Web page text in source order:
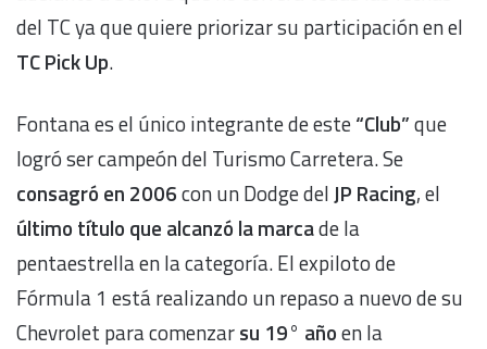
del TC ya que quiere priorizar su participación en el
TC Pick Up.
Fontana es el único integrante de este“Club”que
logró ser campeón del Turismo Carretera. Se
consagró en 2006con un Dodge delJP Racing, el
último título que alcanzó la marcade la
pentaestrella en la categoría. El expiloto de
Fórmula 1 está realizando un repaso a nuevo de su
Chevrolet para comenzarsu 19° añoen la